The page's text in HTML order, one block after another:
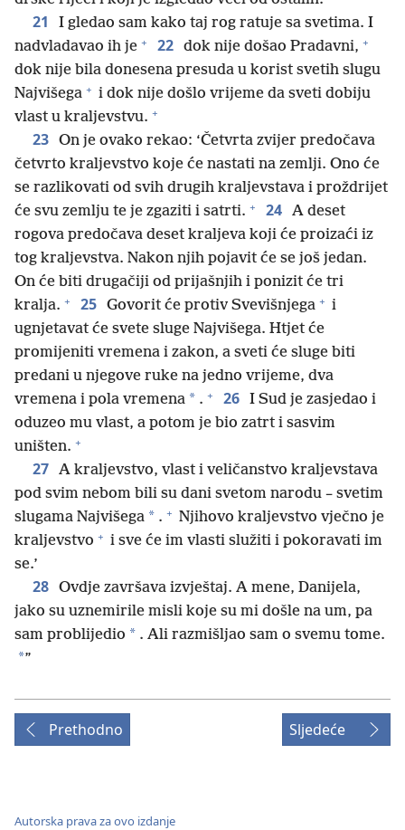
21
I gledao sam kako taj rog ratuje sa svetima. I
nadvladavao ih je + 22 dok nije došao Pradavni, +
dok nije bila donesena presuda u korist svetih slugu
Najvišega + i dok nije došlo vrijeme da sveti dobiju
vlast u kraljevstvu. +
23 On je ovako rekao: ‘Četvrta zvijer predočava
četvrto kraljevstvo koje će nastati na zemlji. Ono će
se razlikovati od svih drugih kraljevstava i proždrijet
će svu zemlju te je zgaziti i satrti. + 24 A deset
rogova predočava deset kraljeva koji će proizaći iz
tog kraljevstva. Nakon njih pojavit će se još jedan.
On će biti drugačiji od prijašnjih i ponizit će tri
kralja. + 25 Govorit će protiv Svevišnjega + i
ugnjetavat će svete sluge Najvišega. Htjet će
promijeniti vremena i zakon, a sveti će sluge biti
predani u njegove ruke na jedno vrijeme, dva
vremena i pola vremena * . + 26 I Sud je zasjedao i
oduzeo mu vlast, a potom je bio zatrt i sasvim
uništen. +
27 A kraljevstvo, vlast i veličanstvo kraljevstava
pod svim nebom bili su dani svetom narodu – svetim
slugama Najvišega * . + Njihovo kraljevstvo vječno je
kraljevstvo + i sve će im vlasti služiti i pokoravati im
se.’
28 Ovdje završava izvještaj. A mene, Danijela,
jako su uznemirile misli koje su mi došle na um, pa
sam problijedio * . Ali razmišljao sam o svemu tome.
*”
Prethodno Sljedeće
Autorska prava za ovo izdanje